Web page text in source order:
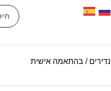
נדירים / בהתאמה אישית